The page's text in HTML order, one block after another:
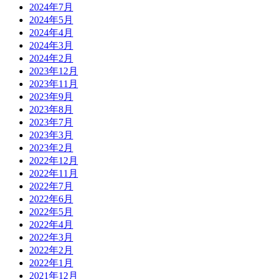
2024年7月
2024年5月
2024年4月
2024年3月
2024年2月
2023年12月
2023年11月
2023年9月
2023年8月
2023年7月
2023年3月
2023年2月
2022年12月
2022年11月
2022年7月
2022年6月
2022年5月
2022年4月
2022年3月
2022年2月
2022年1月
2021年12月